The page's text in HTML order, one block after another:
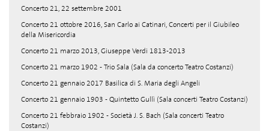
Concerto 21, 22 settembre 2001
Concerto 21 ottobre 2016, San Carlo ai Catinari, Concerti per il Giubileo
della Misericordia
Concerto 21 marzo 2013, Giuseppe Verdi 1813-2013
Concerto 21 marzo 1902 - Trio Sala (Sala da concerto Teatro Costanzi)
Concerto 21 gennaio 2017 Basilica di S. Maria degli Angeli
Concerto 21 gennaio 1903 - Quintetto Gullì (Sala concerti Teatro Costanzi)
Concerto 21 febbraio 1902 - Società J. S. Bach (Sala concerti Teatro
Costanzi)